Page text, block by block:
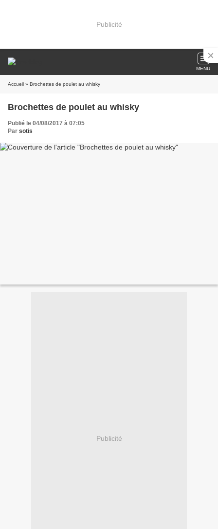
Publicité
MENU
Accueil » Brochettes de poulet au whisky
Brochettes de poulet au whisky
Publié le 04/08/2017 à 07:05
Par sotis
Publicité